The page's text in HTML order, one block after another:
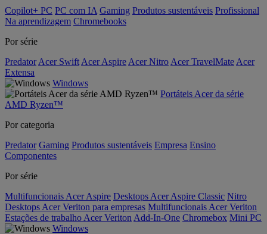
Copilot+ PC PC com IA Gaming Produtos sustentáveis Profissional
Na aprendizagem Chromebooks
Por série
Predator Acer Swift Acer Aspire Acer Nitro Acer TravelMate Acer
Extensa
Windows
Portáteis Acer da série
AMD Ryzen™
Por categoria
Predator Gaming Produtos sustentáveis Empresa Ensino
Componentes
Por série
Multifuncionais Acer Aspire Desktops Acer Aspire Classic Nitro
Desktops Acer Veriton para empresas Multifuncionais Acer Veriton
Estações de trabalho Acer Veriton Add-In-One Chromebox Mini PC
Windows